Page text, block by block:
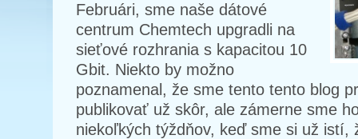
Februári, sme naše dátové
centrum Chemtech upgradli na
sieťové rozhrania s kapacitou 10
Gbit. Niekto by možno
poznamenal, že sme tento tento blog
publikovať už skôr, ale zámerne sme
niekoľkých týždňov, keď sme si už istí,